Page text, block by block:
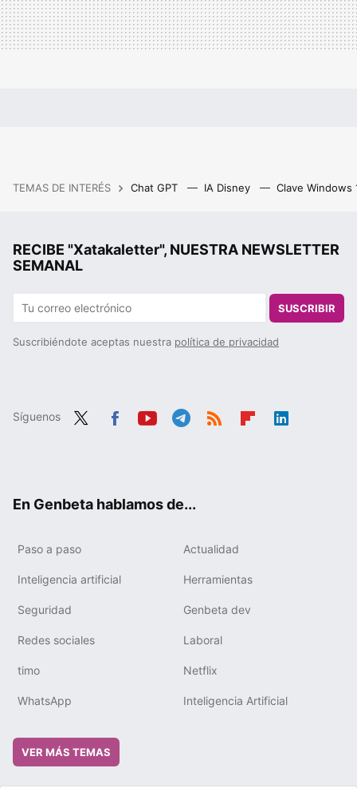
TEMAS DE INTERÉS Chat GPT IA Disney Clave Windows
RECIBE "Xatakaletter", NUESTRA NEWSLETTER
SEMANAL
SUSCRIBIR
Suscribiéndote aceptas nuestra política de privacidad
Síguenos
En Genbeta hablamos de...
Paso a paso Actualidad
Inteligencia artificial Herramientas
Seguridad Genbeta dev
Redes sociales Laboral
timo Netflix
WhatsApp Inteligencia Artificial
VER MÁS TEMAS